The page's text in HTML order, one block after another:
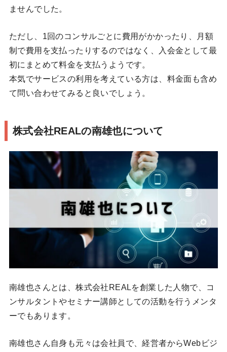
ませんでした。
ただし、1回のコンサルごとに費用がかかったり、月額
制で費用を支払ったりするのではなく、入会金として最
初にまとめて料金を支払うようです。
本気でサービスの利用を考えている方は、料金面も含め
て問い合わせてみると良いでしょう。
株式会社REALの南雄也について
南雄也さんとは、株式会社REALを創業した人物で、コ
ンサルタントやセミナー講師としての活動を行うメンタ
ーでもあります。
南雄也さん自身も元々は会社員で、経営者からWebビジ